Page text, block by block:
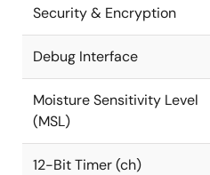
Security & Encryption
Debug Interface
Moisture Sensitivity Level
(MSL)
12-Bit Timer (ch)